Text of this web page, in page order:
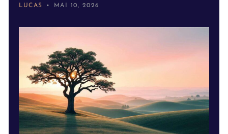
LUCAS MAI 10, 2026